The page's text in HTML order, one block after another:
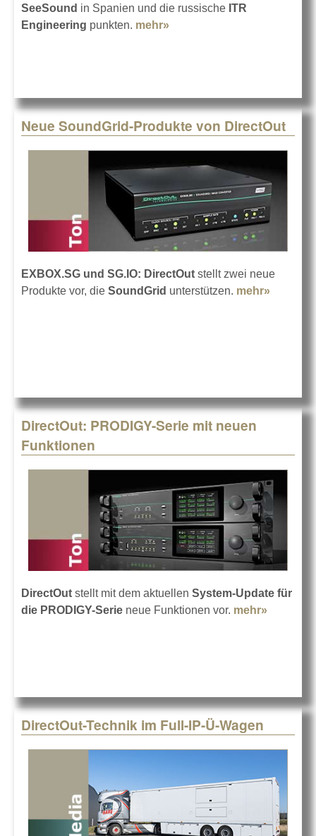
SeeSound in Spanien und die russische ITR
Engineering punkten. mehr»
Neue SoundGrid-Produkte von DirectOut
EXBOX.SG und SG.IO: DirectOut stellt zwei neue
Produkte vor, die SoundGrid unterstützen. mehr»
DirectOut: PRODIGY-Serie mit neuen
Funktionen
DirectOut stellt mit dem aktuellen System-Update für
die PRODIGY-Serie neue Funktionen vor. mehr»
DirectOut-Technik im Full-IP-Ü-Wagen